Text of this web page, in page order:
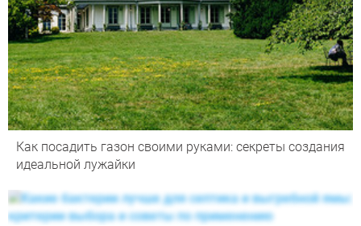
Как посадить газон своими руками: секреты создания
идеальной лужайки